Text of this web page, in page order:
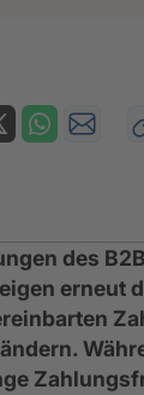
des
erneut